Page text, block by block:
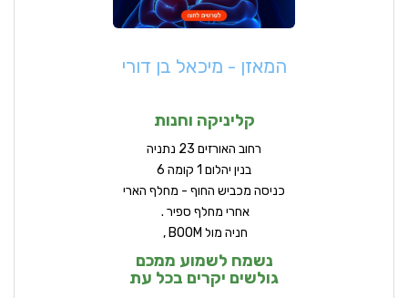
המאזן - מיכאל בן דורי
קליניקה וחנות
רחוב האורזים 23 נתניה
בנין יהלום 1 קומה 6
כניסה מכביש החוף - מחלף הארי
אחרי מחלף ספיר .
חניה מול BOOM ,
נשמח לשמוע ממכם
גולשים יקרים בכל עת